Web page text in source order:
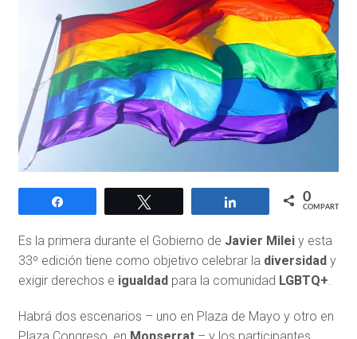
Compartir 0
COMPARTIR
Es la primera durante el Gobierno de Javier Mileiy esta
33º edición tiene como objetivo celebrar la diversidady
exigir derechos e igualdadpara la comunidad LGBTQ+.
Habrá dos escenarios – uno en Plaza de Mayo y otro en